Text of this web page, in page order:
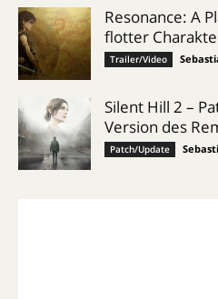
Resonance: A
flotter
Trailer/Video
Silent Hill 2 –
Version des
Patch/Update